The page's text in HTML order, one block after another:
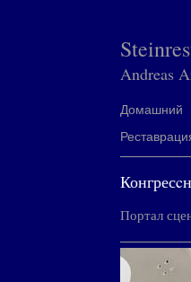
Andreas
Домашний
Портал